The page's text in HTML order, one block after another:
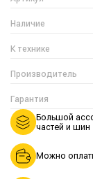
Наличие
К технике
Производитель
Гарантия
Большой
частей и шин
Можно